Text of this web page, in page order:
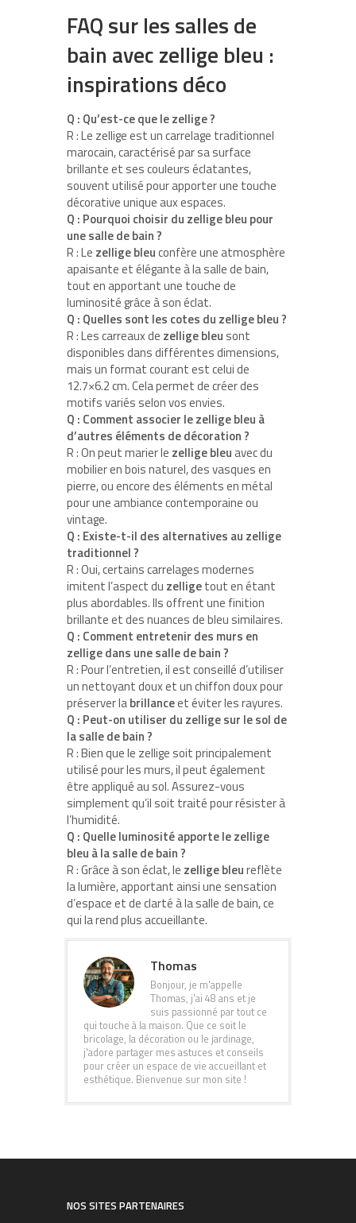
FAQ sur les salles de
bain avec zellige bleu :
inspirations déco
Q : Qu’est-ce que le zellige ?
R : Le zellige est un carrelage traditionnel
marocain, caractérisé par sa surface
brillante et ses couleurs éclatantes,
souvent utilisé pour apporter une touche
décorative unique aux espaces.
Q : Pourquoi choisir du zellige bleu pour
une salle de bain ?
R : Le zellige bleuconfère une atmosphère
apaisante et élégante à la salle de bain,
tout en apportant une touche de
luminosité grâce à son éclat.
Q : Quelles sont les cotes du zellige bleu ?
R : Les carreaux de zellige bleu sont
disponibles dans différentes dimensions,
mais un format courant est celui de
12.7×6.2 cm. Cela permet de créer des
motifs variés selon vos envies.
Q : Comment associer le zellige bleu à
d’autres éléments de décoration ?
R : On peut marier le zellige bleu avec du
mobilier en bois naturel, des vasques en
pierre, ou encore des éléments en métal
pour une ambiance contemporaine ou
vintage.
Q : Existe-t-il des alternatives au zellige
traditionnel ?
R : Oui, certains carrelages modernes
imitent l’aspect du zelligetout en étant
plus abordables. Ils offrent une finition
brillante et des nuances de bleu similaires.
Q : Comment entretenir des murs en
zellige dans une salle de bain ?
R : Pour l’entretien, il est conseillé d’utiliser
un nettoyant doux et un chiffon doux pour
préserver labrillanceet éviter les rayures.
Q : Peut-on utiliser du zellige sur le sol de
la salle de bain ?
R : Bien que le zellige soit principalement
utilisé pour les murs, il peut également
être appliqué au sol. Assurez-vous
simplement qu’il soit traité pour résister à
l’humidité.
Q : Quelle luminosité apporte le zellige
bleu à la salle de bain ?
R : Grâce à son éclat, le zellige bleureflète
la lumière, apportant ainsi une sensation
d’espace et de clarté à la salle de bain, ce
qui la rend plus accueillante.
Thomas
Bonjour, je m'appelle
Thomas, j'ai 48 ans et je
suis passionné par tout ce
qui touche à la maison. Que ce soit le
bricolage, la décoration ou le jardinage,
j'adore partager mes astuces et conseils
pour créer un espace de vie accueillant et
esthétique. Bienvenue sur mon site !
NOS SITES PARTENAIRES